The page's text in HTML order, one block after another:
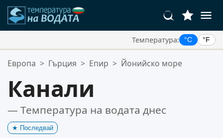
Температура: °C °F
Вашите Любими Местоположения:
Европа > Гърция > Епир > Йонийско море
Канали
— Температура на водата днес
★ Последвай